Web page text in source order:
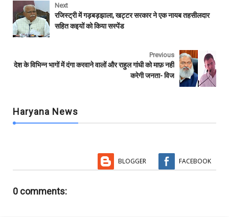
e
b
o
o
k
t
e
r
t
s
A
p
l
l
r
e
Next
रजिस्ट्री में गड़बड़झाला, खट्टर सरकार ने एक नायब तहसीलदार
सहित कइयों को किया सस्पेंड
Previous
देश के विभिन्न भागों में दंगा करवाने वालों और राहुल गांधी को माफ़ नहीं
करेगी जनता- विज
Haryana News
BLOGGER FACEBOOK
0 comments: